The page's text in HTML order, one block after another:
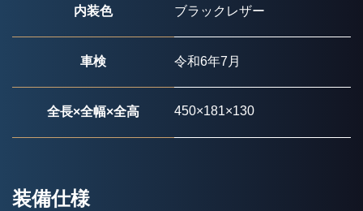
内装色 ブラックレザー
車検 令和6年7月
全長×全幅×全高 450×181×130
装備仕様